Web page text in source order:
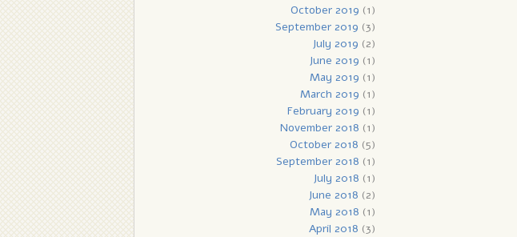
October 2019 (1)
September 2019 (3)
July 2019 (2)
June 2019 (1)
May 2019 (1)
March 2019 (1)
February 2019 (1)
November 2018 (1)
October 2018 (5)
September 2018 (1)
July 2018 (1)
June 2018 (2)
May 2018 (1)
April 2018 (3)